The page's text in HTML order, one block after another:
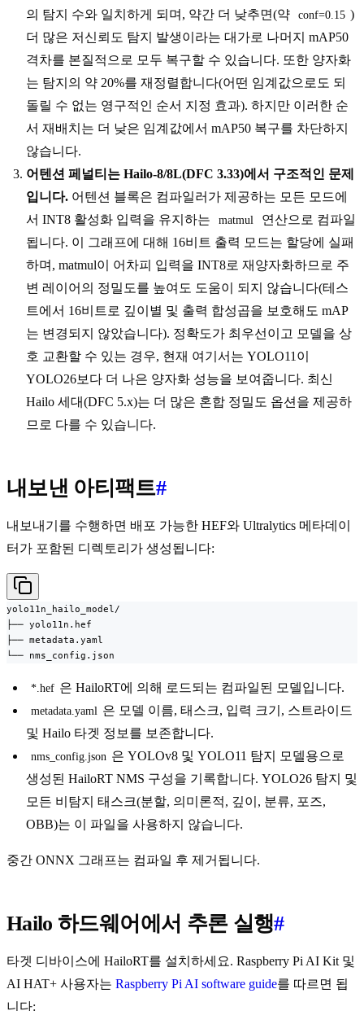
의 탐지 수와 일치하게 되며, 약간 더 낮추면(약
conf=0.15 )
더 많은 저신뢰도 탐지 발생이라는 대가로 나머지 mAP50
격차를 본질적으로 모두 복구할 수 있습니다. 또한 양자화
는 탐지의 약 20%를 재정렬합니다(어떤 임계값으로도 되
돌릴 수 없는 영구적인 순서 지정 효과). 하지만 이러한 순
서 재배치는 더 낮은 임계값에서 mAP50 복구를 차단하지
않습니다.
어텐션 페널티는 Hailo-8/8L(DFC 3.33)에서 구조적인 문제
입니다. 어텐션 블록은 컴파일러가 제공하는 모든 모드에
서 INT8 활성화 입력을 유지하는
matmul
연산으로 컴파일
됩니다. 이 그래프에 대해 16비트 출력 모드는 할당에 실패
하며, matmul이 어차피 입력을 INT8로 재양자화하므로 주
변 레이어의 정밀도를 높여도 도움이 되지 않습니다(테스
트에서 16비트로 깊이별 및 출력 합성곱을 보호해도 mAP
는 변경되지 않았습니다). 정확도가 최우선이고 모델을 상
호 교환할 수 있는 경우, 현재 여기서는 YOLO11이
YOLO26보다 더 나은 양자화 성능을 보여줍니다. 최신
Hailo 세대(DFC 5.x)는 더 많은 혼합 정밀도 옵션을 제공하
므로 다를 수 있습니다.
내보낸 아티팩트#
내보내기를 수행하면 배포 가능한 HEF와 Ultralytics 메타데이
터가 포함된 디렉토리가 생성됩니다:
yolo11n_hailo_model/
├── yolo11n.hef
├── metadata.yaml
└── nms_config.json
*.hef 은 HailoRT에 의해 로드되는 컴파일된 모델입니다.
metadata.yaml 은 모델 이름, 태스크, 입력 크기, 스트라이드
및 Hailo 타겟 정보를 보존합니다.
nms_config.json 은 YOLOv8 및 YOLO11 탐지 모델용으로
생성된 HailoRT NMS 구성을 기록합니다. YOLO26 탐지 및
모든 비탐지 태스크(분할, 의미론적, 깊이, 분류, 포즈,
OBB)는 이 파일을 사용하지 않습니다.
중간 ONNX 그래프는 컴파일 후 제거됩니다.
Hailo 하드웨어에서 추론 실행#
타겟 디바이스에 HailoRT를 설치하세요. Raspberry Pi AI Kit 및
AI HAT+ 사용자는 Raspberry Pi AI software guide를 따르면 됩
니다: